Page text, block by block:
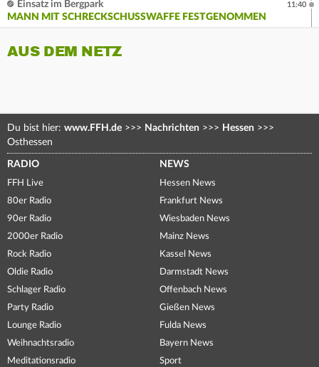
Einsatz im Bergpark
MANN MIT SCHRECKSCHUSSWAFFE FESTGENOMMEN
11:40
AUS DEM NETZ
Du bist hier: www.FFH.de >>> Nachrichten >>> Hessen >>>
Osthessen
RADIO
FFH Live
80er Radio
90er Radio
2000er Radio
Rock Radio
Oldie Radio
Schlager Radio
Party Radio
Lounge Radio
Weihnachtsradio
Meditationsradio
NEWS
Hessen News
Frankfurt News
Wiesbaden News
Mainz News
Kassel News
Darmstadt News
Offenbach News
Gießen News
Fulda News
Bayern News
Sport